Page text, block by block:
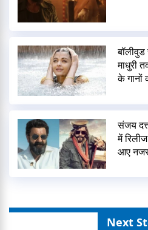
माधुरी
के गानों
संजय
में
आए
Next